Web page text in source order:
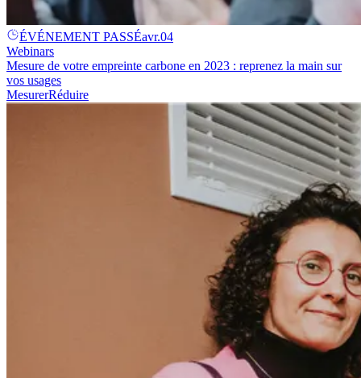
ÉVÉNEMENT PASSÉavr.04
Webinars
Mesure de votre empreinte carbone en 2023 : reprenez la main sur
vos usages
MesurerRéduire